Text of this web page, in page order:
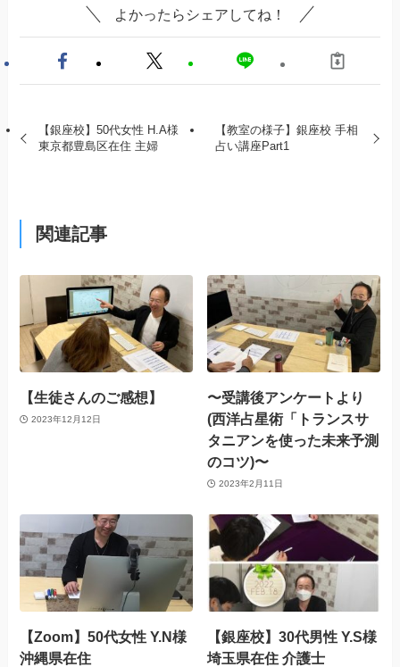
よかったらシェアしてね！
【銀座校】50代女性 H.A様
東京都豊島区在住 主婦
【教室の様子】銀座校 手相
占い講座Part1
関連記事
【生徒さんのご感想】
2023年12月12日
〜受講後アンケートより
(西洋占星術「トランスサ
タニアンを使った未来予測
のコツ)〜
2023年2月11日
【Zoom】50代女性 Y.N様
沖縄県在住
【銀座校】30代男性 Y.S様
埼玉県在住 介護士